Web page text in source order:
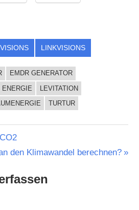
LINKVISIONS
EMDR GENERATOR
ENERGIE
LEVITATION
TURTUR
den Klimawandel berechnen?